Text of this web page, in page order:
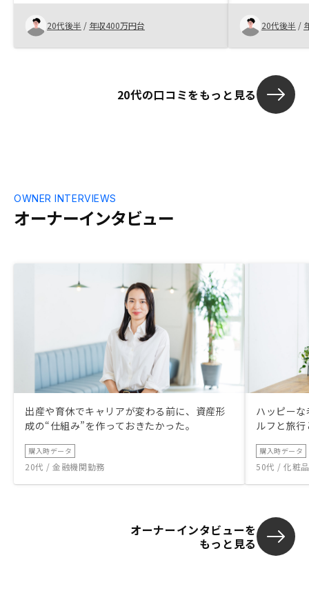
20代後半 / 年収400万円台 20代後半 /
20代の口コミをもっと見る
オーナーインタビュー
OWNER INTERVIEWS
出産や育休でキャリアが変わる前に、資産形
成の“仕組み”を作っておきたかった。
購入時データ
20代 / 金融機関勤務
ハッピー
ルフと旅
購入時データ
50代 / 化粧
オーナーインタビューを
もっと見る